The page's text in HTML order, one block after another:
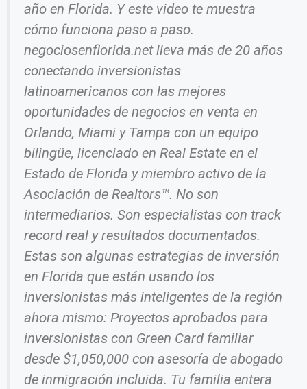
año en Florida. Y este video te muestra
cómo funciona paso a paso.
negociosenflorida.net lleva más de 20 años
conectando inversionistas
latinoamericanos con las mejores
oportunidades de negocios en venta en
Orlando, Miami y Tampa con un equipo
bilingüe, licenciado en Real Estate en el
Estado de Florida y miembro activo de la
Asociación de Realtors™. No son
intermediarios. Son especialistas con track
record real y resultados documentados.
Estas son algunas estrategias de inversión
en Florida que están usando los
inversionistas más inteligentes de la región
ahora mismo: Proyectos aprobados para
inversionistas con Green Card familiar
desde $1,050,000 con asesoría de abogado
de inmigración incluida. Tu familia entera